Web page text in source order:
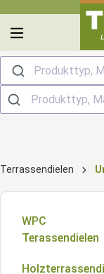
springen
Produkttyp,
Terrassendielen
WPC
Terassendielen